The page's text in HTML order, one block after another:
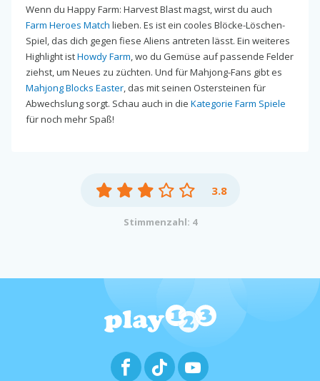
Wenn du Happy Farm: Harvest Blast magst, wirst du auch
Farm Heroes Match lieben. Es ist ein cooles Blöcke-Löschen-
Spiel, das dich gegen fiese Aliens antreten lässt. Ein weiteres
Highlight istHowdy Farm, wo du Gemüse auf passende Felder
ziehst, um Neues zu züchten. Und für Mahjong-Fans gibt es
Mahjong Blocks Easter, das mit seinen Ostersteinen für
Abwechslung sorgt. Schau auch in die Kategorie Farm Spiele
für noch mehr Spaß!
3.8
Stimmenzahl: 4